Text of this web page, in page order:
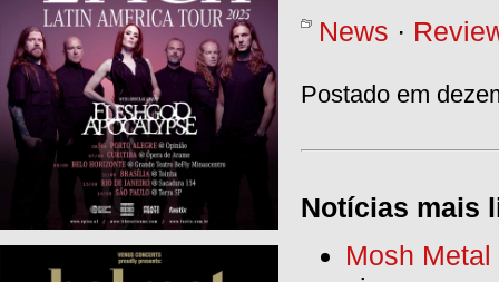
News ·
Postado em
Notícias mais
Mosh